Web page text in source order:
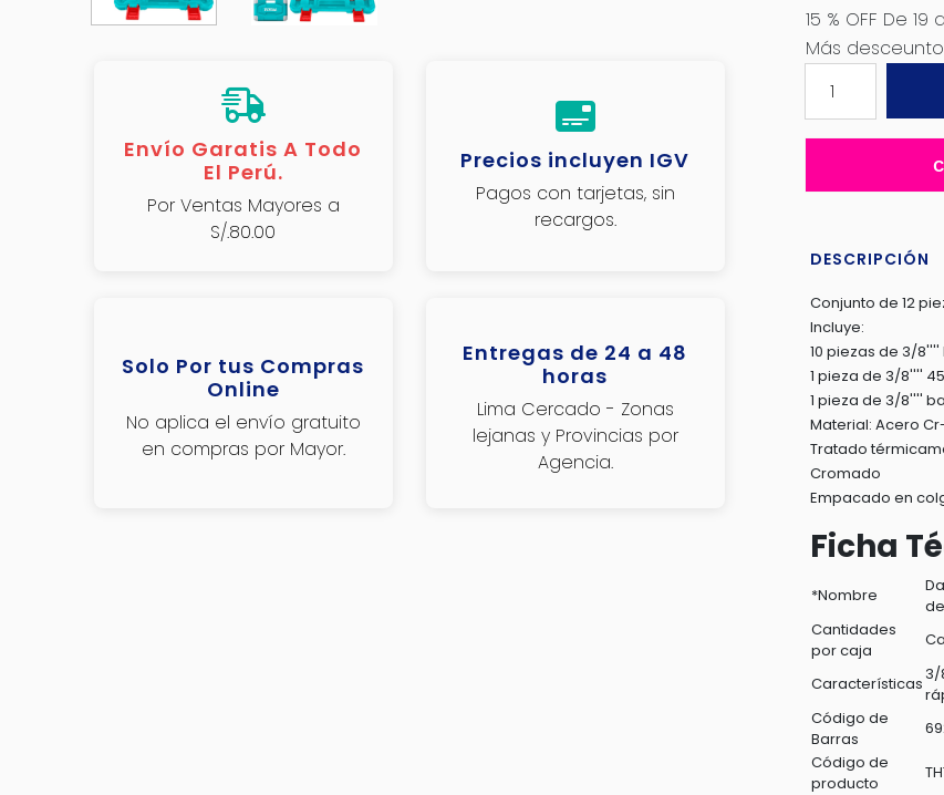
Envío Garatis A Todo
El Perú.
Por Ventas Mayores a
S/.80.00
Precios incluyen IGV
Pagos con tarjetas, sin
recargos.
Solo Por tus Compras
Online
No aplica el envío gratuito
en compras por Mayor.
Entregas de 24 a 48
horas
Lima Cercado - Zonas
lejanas y Provincias por
Agencia.
15 % OFF De
Más
HERRAMIENTAS
SOCKET
MALETIN
INDUSTRIAL
-
THT381221
cantidad
DESCRIPCIÓN
Conjunto de 12
Incluye:
10 piezas de 3/8''''
1 pieza de 3/8''''
1 pieza de 3/8''''
Material: Acero
Tratado
Cromado
Empacado en
Ficha
*Nombre
Cantidades
por caja
Características3/
Código de
Barras
Código de
producto